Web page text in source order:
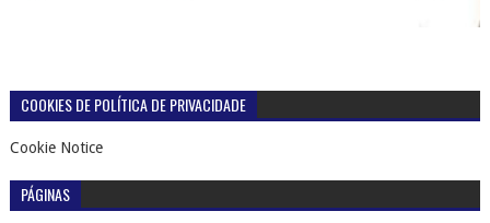
COOKIES DE POLÍTICA DE PRIVACIDADE
Cookie Notice
PÁGINAS